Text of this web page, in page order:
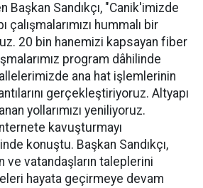
Başkan Sandıkçı, "Canik'imizde
hummalı bir
20 bin hanemizi kapsayan fiber
program dâhilinde
ana hat işlemlerinin
gerçekleştiriyoruz. Altyapı
yollarımızı yeniliyoruz.
kavuşturmayı
konuştu. Başkan Sandıkçı,
ve vatandaşların taleplerini
hayata geçirmeye devam